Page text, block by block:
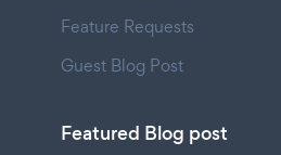
Feature Requests
Guest Blog Post
Featured Blog post